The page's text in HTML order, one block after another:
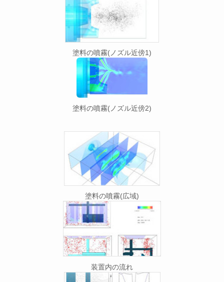
塗料の噴霧(ノズル近傍1)
塗料の噴霧(ノズル近傍2)
塗料の噴霧(広域)
装置内の流れ